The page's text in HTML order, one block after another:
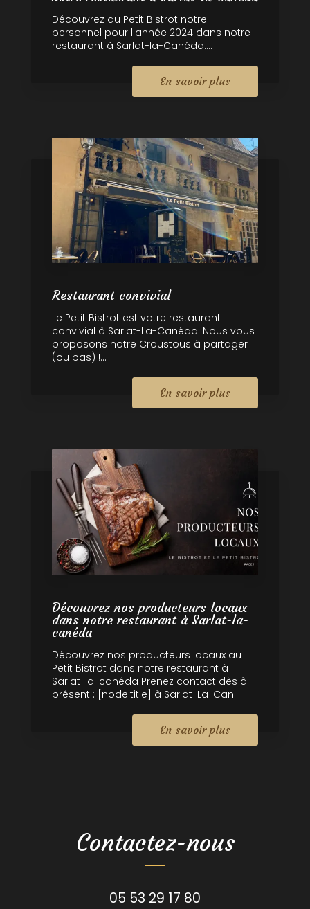
Découvrez au Petit Bistrot notre
personnel pour l'année 2024 dans notre
restaurant à Sarlat-la-Canéda....
En savoir plus
Restaurant convivial
Le Petit Bistrot est votre restaurant
convivial à Sarlat-La-Canéda. Nous vous
proposons notre Croustous à partager
(ou pas) !...
En savoir plus
Découvrez nos producteurs locaux
dans notre restaurant à Sarlat-la-
canéda
Découvrez nos producteurs locaux au
Petit Bistrot dans notre restaurant à
Sarlat-la-canéda Prenez contact dès à
présent : [node:title] à Sarlat-La-Can...
En savoir plus
Contactez-nous
05 53 29 17 80